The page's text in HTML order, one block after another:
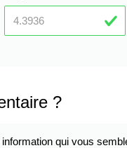
?
qui vous